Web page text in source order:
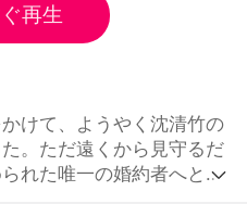
再生
けて、ようやく沈清竹の
。ただ遠くから見守るだ
れた唯一の婚約者へと変